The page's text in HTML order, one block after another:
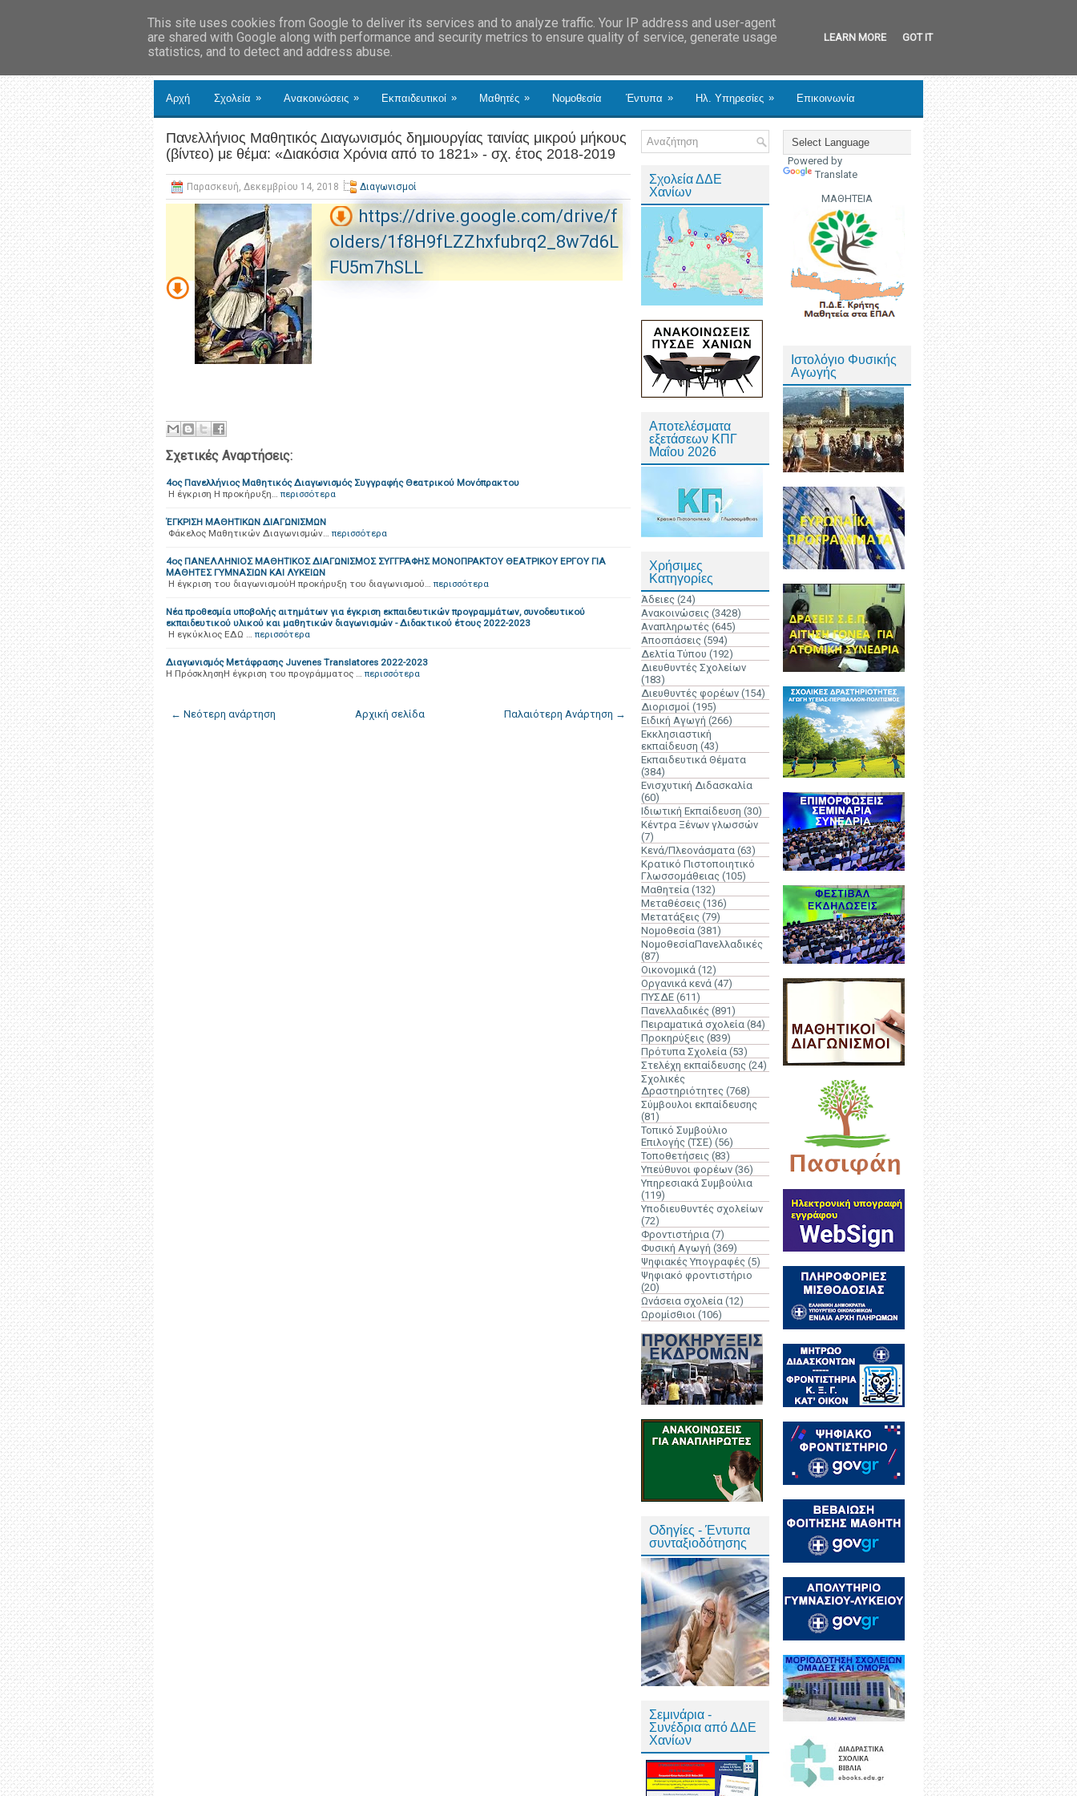
Αρχή Σχολεία » Ανακοινώσεις » Εκπαιδευτικοί » Μαθητές » Νομοθεσία Έντυπα » Ηλ. Υπηρεσίες » Επικοινωνία
Πανελλήνιος Μαθητικός Διαγωνισμός δημιουργίας ταινίας μικρού μήκους
(βίντεο) με θέμα: «Διακόσια Χρόνια από το 1821» - σχ. έτος 2018-2019
Παρασκευή, Δεκεμβρίου 14, 2018 Διαγωνισμοί
https://drive.google.com/drive/f
olders/1f8H9fLZZhxfubrq2_8w7d6L
FU5m7hSLL
Σχετικές Αναρτήσεις:
4ος Πανελλήνιος Μαθητικός Διαγωνισμός Συγγραφής Θεατρικού Μονόπρακτου
H έγκριση Η προκήρυξη… περισσότερα
ΈΓΚΡΙΣΗ ΜΑΘΗΤΙΚΩΝ ΔΙΑΓΩΝΙΣΜΩΝ
Φάκελος Μαθητικών Διαγωνισμών… περισσότερα
4ος ΠΑΝΕΛΛΗΝΙΟΣ ΜΑΘΗΤΙΚΟΣ ΔΙΑΓΩΝΙΣΜΟΣ ΣΥΓΓΡΑΦΗΣ ΜΟΝΟΠΡΑΚΤΟΥ ΘΕΑΤΡΙΚΟΥ ΕΡΓΟΥ ΓΙΑ
ΜΑΘΗΤΕΣ ΓΥΜΝΑΣΙΩΝ ΚΑΙ ΛΥΚΕΙΩΝ
Η έγκριση του διαγωνισμούΗ προκήρυξη του διαγωνισμού… περισσότερα
Νέα προθεσμία υποβολής αιτημάτων για έγκριση εκπαιδευτικών προγραμμάτων, συνοδευτικού
εκπαιδευτικού υλικού και μαθητικών διαγωνισμών - Διδακτικού έτους 2022-2023
Η εγκύκλιος ΕΔΩ … περισσότερα
Διαγωνισμός Μετάφρασης Juvenes Translatores 2022-2023
Η ΠρόσκλησηΗ έγκριση του προγράμματος … περισσότερα
← Νεότερη ανάρτηση Παλαιότερη Ανάρτηση →
Αρχική σελίδα
Σχολεία ΔΔΕ
Χανίων
Αποτελέσματα
εξετάσεων ΚΠΓ
Μαΐου 2026
Χρήσιμες
Κατηγορίες
Άδειες (24)
Ανακοινώσεις (3428)
Αναπληρωτές (645)
Αποσπάσεις (594)
Δελτία Τύπου (192)
Διευθυντές Σχολείων
(183)
Διευθυντές φορέων (154)
Διορισμοί (195)
Ειδική Αγωγή (266)
Εκκλησιαστική
εκπαίδευση (43)
Εκπαιδευτικά Θέματα
(384)
Ενισχυτική Διδασκαλία
(60)
Ιδιωτική Εκπαίδευση (30)
Κέντρα Ξένων γλωσσών
(7)
Κενά/Πλεονάσματα (63)
Κρατικό Πιστοποιητικό
Γλωσσομάθειας (105)
Μαθητεία (132)
Μεταθέσεις (136)
Μετατάξεις (79)
Νομοθεσία (381)
ΝομοθεσίαΠανελλαδικές
(87)
Οικονομικά (12)
Οργανικά κενά (47)
ΠΥΣΔΕ (611)
Πανελλαδικές (891)
Πειραματικά σχολεία (84)
Προκηρύξεις (839)
Πρότυπα Σχολεία (53)
Στελέχη εκπαίδευσης (24)
Σχολικές
Δραστηριότητες (768)
Σύμβουλοι εκπαίδευσης
(81)
Τοπικό Συμβούλιο
Επιλογής (ΤΣΕ) (56)
Τοποθετήσεις (83)
Υπεύθυνοι φορέων (36)
Υπηρεσιακά Συμβούλια
(119)
Υποδιευθυντές σχολείων
(72)
Φροντιστήρια (7)
Φυσική Αγωγή (369)
Ψηφιακές Υπογραφές (5)
Ψηφιακό φροντιστήριο
(20)
Ωνάσεια σχολεία (12)
Ωρομίσθιοι (106)
Οδηγίες - Έντυπα
συνταξιοδότησης
Σεμινάρια -
Συνέδρια από ΔΔΕ
Χανίων
Powered by
Translate
ΜΑΘΗΤΕΙΑ
Ιστολόγιο Φυσικής
Αγωγής
This site uses cookies from Google to deliver its services and to analyze traffic. Your IP address and user-agent
are shared with Google along with performance and security metrics to ensure quality of service, generate usage
statistics, and to detect and address abuse.
LEARN MORE GOT IT